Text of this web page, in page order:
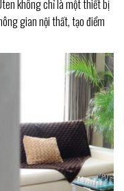
không chỉ là một thiết bị
gian nội thất, tạo điểm